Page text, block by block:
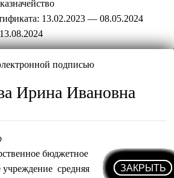
ЗАКРЫТЬ
ЗАКРЫТЬ
ЗАКРЫТЬ
ЗАКРЫТЬ
ЗАКРЫТЬ
ЗАКРЫТЬ
ЗАКРЫТЬ
ЗАКРЫТЬ
ЗАКРЫТЬ
ЗАКРЫТЬ
ЗАКРЫТЬ
ЗАКРЫТЬ
ЗАКРЫТЬ
ЗАКРЫТЬ
ЗАКРЫТЬ
ЗАКРЫТЬ
ЗАКРЫТЬ
ЗАКРЫТЬ
ЗАКРЫТЬ
ЗАКРЫТЬ
ЗАКРЫТЬ
13.02.2023 — 08.05.2024
13.08.2024
ЗАКРЫТЬ
подписью
Ирина Ивановна
бюджетное
учреждение средняя
ЗАКРЫТЬ
ЗАКРЫТЬ
ЗАКРЫТЬ
ЗАКРЫТЬ
ЗАКРЫТЬ
ЗАКРЫТЬ
ЗАКРЫТЬ
ЗАКРЫТЬ
ЗАКРЫТЬ
ЗАКРЫТЬ
ЗАКРЫТЬ
ЗАКРЫТЬ
ЗАКРЫТЬ
ЗАКРЫТЬ
ЗАКРЫТЬ
ЗАКРЫТЬ
ЗАКРЫТЬ
ЗАКРЫТЬ
ЗАКРЫТЬ
ЗАКРЫТЬ
ЗАКРЫТЬ
ЗАКРЫТЬ
ЗАКРЫТЬ
ЗАКРЫТЬ
ЗАКРЫТЬ
ЗАКРЫТЬ
ЗАКРЫТЬ
ЗАКРЫТЬ
ЗАКРЫТЬ
ЗАКРЫТЬ
ЗАКРЫТЬ
ЗАКРЫТЬ
ЗАКРЫТЬ
ЗАКРЫТЬ
ЗАКРЫТЬ
ЗАКРЫТЬ
ЗАКРЫТЬ
ЗАКРЫТЬ
ЗАКРЫТЬ
ЗАКРЫТЬ
ЗАКРЫТЬ
ЗАКРЫТЬ
ЗАКРЫТЬ
ЗАКРЫТЬ
ЗАКРЫТЬ
ЗАКРЫТЬ